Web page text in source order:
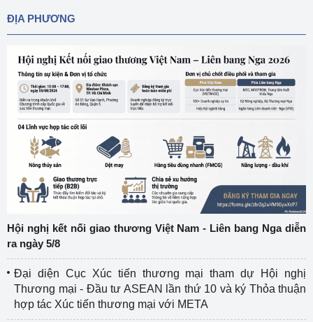
ĐỊA PHƯƠNG
Hội nghị kết nối giao thương Việt Nam - Liên bang Nga diễn
ra ngày 5/8
Đại diện Cục Xúc tiến thương mại tham dự Hội nghị
Thương mại - Đầu tư ASEAN lần thứ 10 và ký Thỏa thuận
hợp tác Xúc tiến thương mại với META